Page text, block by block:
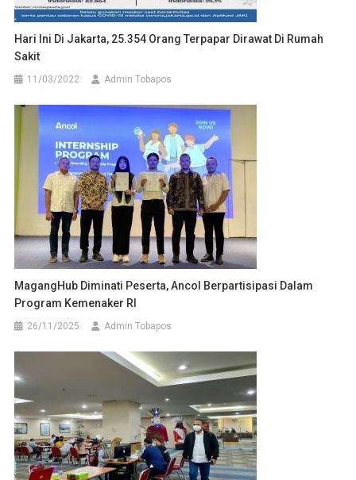
Hari Ini Di Jakarta, 25.354 Orang Terpapar Dirawat Di Rumah
Sakit
11/03/2022 Admin Tobapos
MagangHub Diminati Peserta, Ancol Berpartisipasi Dalam
Program Kemenaker RI
26/11/2025 Admin Tobapos